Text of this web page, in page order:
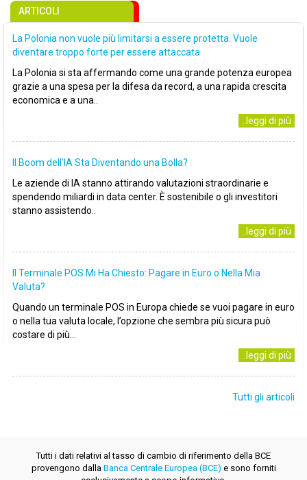
ARTICOLI
La Polonia non vuole più limitarsi a essere protetta. Vuole
diventare troppo forte per essere attaccata
La Polonia si sta affermando come una grande potenza europea
grazie a una spesa per la difesa da record, a una rapida crescita
economica e a una..
..leggi di più
Il Boom dell'IA Sta Diventando una Bolla?
Le aziende di IA stanno attirando valutazioni straordinarie e
spendendo miliardi in data center. È sostenibile o gli investitori
stanno assistendo..
..leggi di più
Il Terminale POS Mi Ha Chiesto: Pagare in Euro o Nella Mia
Valuta?
Quando un terminale POS in Europa chiede se vuoi pagare in euro
o nella tua valuta locale, l’opzione che sembra più sicura può
costare di più...
..leggi di più
Tutti gli articoli
Tutti i dati relativi al tasso di cambio di riferimento della BCE
provengono dalla Banca Centrale Europea (BCE) e sono forniti